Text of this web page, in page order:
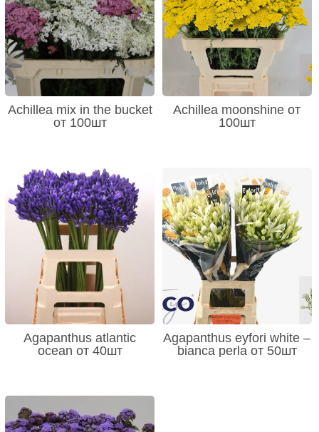
Achillea mix in the bucket
от 100шт
Achillea moonshine от
100шт
Agapanthus atlantic
ocean от 40шт
Agapanthus eyfori white –
bianca perla от 50шт